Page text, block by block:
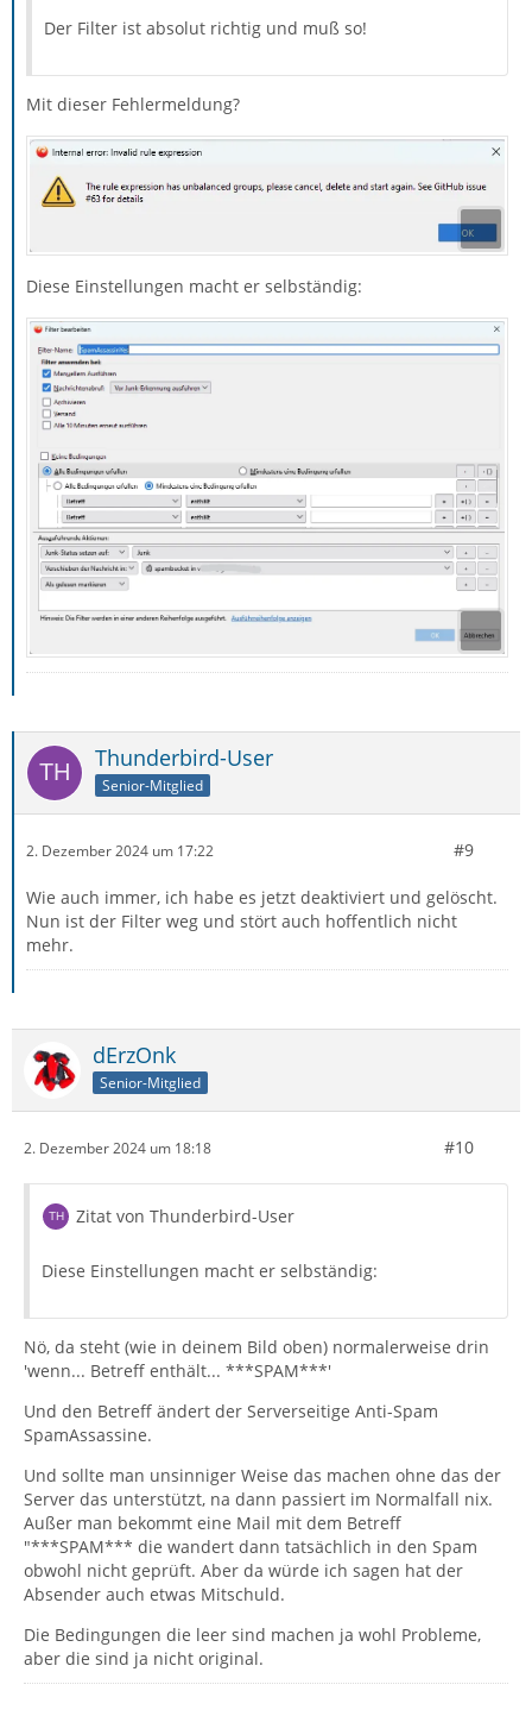
Der Filter ist absolut richtig und muß so!
Mit dieser Fehlermeldung?
Diese Einstellungen macht er selbständig:
Thunderbird-User
Senior-Mitglied
2. Dezember 2024 um 17:22 #9
Wie auch immer, ich habe es jetzt deaktiviert und gelöscht.
Nun ist der Filter weg und stört auch hoffentlich nicht
mehr.
dErzOnk
Senior-Mitglied
2. Dezember 2024 um 18:18 #10
Zitat von Thunderbird-User
Diese Einstellungen macht er selbständig:
Nö, da steht (wie in deinem Bild oben) normalerweise drin
'wenn... Betreff enthält... ***SPAM***'
Und den Betreff ändert der Serverseitige Anti-Spam
SpamAssassine.
Und sollte man unsinniger Weise das machen ohne das der
Server das unterstützt, na dann passiert im Normalfall nix.
Außer man bekommt eine Mail mit dem Betreff
"***SPAM*** die wandert dann tatsächlich in den Spam
obwohl nicht geprüft. Aber da würde ich sagen hat der
Absender auch etwas Mitschuld.
Die Bedingungen die leer sind machen ja wohl Probleme,
aber die sind ja nicht original.